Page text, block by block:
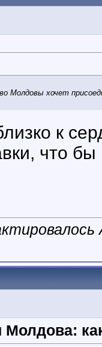
Молдовы хочет
к
что бы
Молдова: